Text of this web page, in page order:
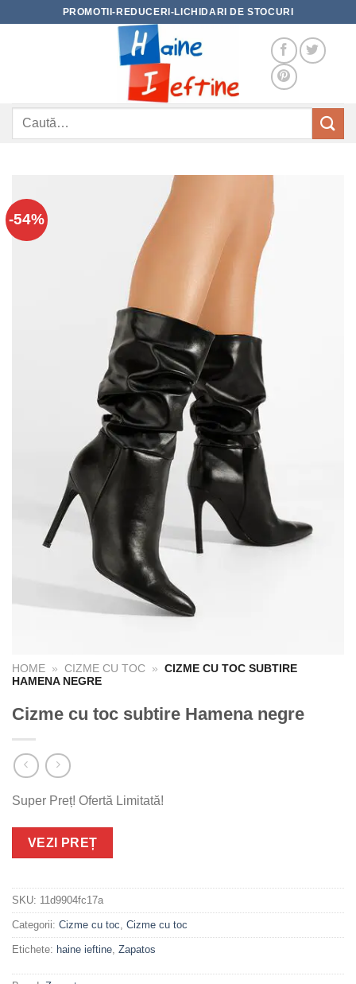
PROMOTII-REDUCERI-LICHIDARI DE STOCURI
Caută
-54%
HOME » CIZME CU TOC »
CIZME CU TOC SUBTIRE
HAMENA NEGRE
Cizme cu toc subtire Hamena negre
Super Preț! Ofertă Limitată!
VEZI PREȚ
SKU: 11d9904fc17a
Categorii: Cizme cu toc Cizme cu toc
Etichete: haine ieftine Zapatos